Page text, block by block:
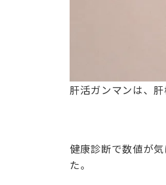
肝活ガンマンは、
健康診断で数値が
た。